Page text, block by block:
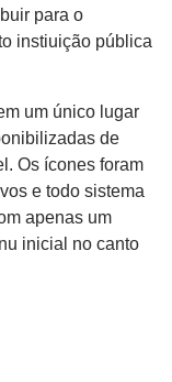
para o
instiuição pública
um único lugar
de
Os ícones foram
e todo sistema
apenas um
inicial no canto